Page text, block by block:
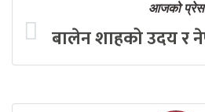
आजको प्रेस
बालेन शाहको उदय र